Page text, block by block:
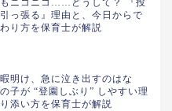
ニコニコ……どうして？ 『投
っ張る』理由と、今日からで
り方を保育士が解説
明け、急に泣き出すのはな
子が “登園しぶり” しやすい理
添い方を保育士が解説